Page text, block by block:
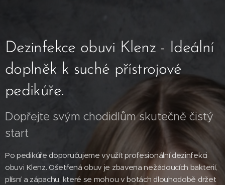
Dezinfekce obuvi Klenz - Ideální
doplněk k suché přístrojové
pedikúře.
Dopřejte svým chodidlům skutečně čistý
start
Po pedikúře doporučujeme využít profesionální dezinfekci
obuvi Klenz. Ošetřená obuv je zbavena nežádoucích bakterií,
plísní a zápachu, které se mohou v botách dlouhodobě držet